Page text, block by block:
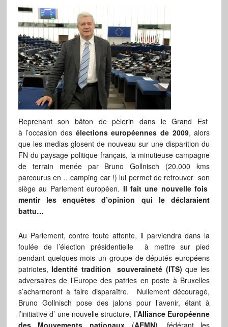
Reprenant son bâton de pèlerin dans le Grand Est
à l’occasion des élections européennes de 2009, alors
que les medias glosent de nouveau sur une disparition du
FN du paysage politique français, la minutieuse campagne
de terrain menée par Bruno Gollnisch (20.000 kms
parcourus en …camping car !) lui permet de retrouver son
siège au Parlement européen. Il fait une nouvelle fois
mentir les enquêtes d’opinion qui le déclaraient
battu…
Au Parlement, contre toute attente, il parviendra dans la
foulée de l’élection présidentielle à mettre sur pied
pendant quelques mois un groupe de députés européens
patriotes,Identité tradition souveraineté (ITS) que les
adversaires de l’Europe des patries en poste à Bruxelles
s’acharneront à faire disparaître. Nullement découragé,
Bruno Gollnisch pose des jalons pour l’avenir, étant à
l’initiative d’ une nouvelle structure, l’Alliance Européenne
des Mouvements nationaux (AEMN), fédérant les